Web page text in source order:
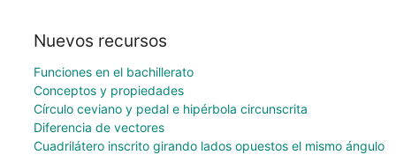
Nuevos recursos
Funciones en el bachillerato
Conceptos y propiedades
Círculo ceviano y pedal e hipérbola circunscrita
Diferencia de vectores
Cuadrilátero inscrito girando lados opuestos el mismo ángulo